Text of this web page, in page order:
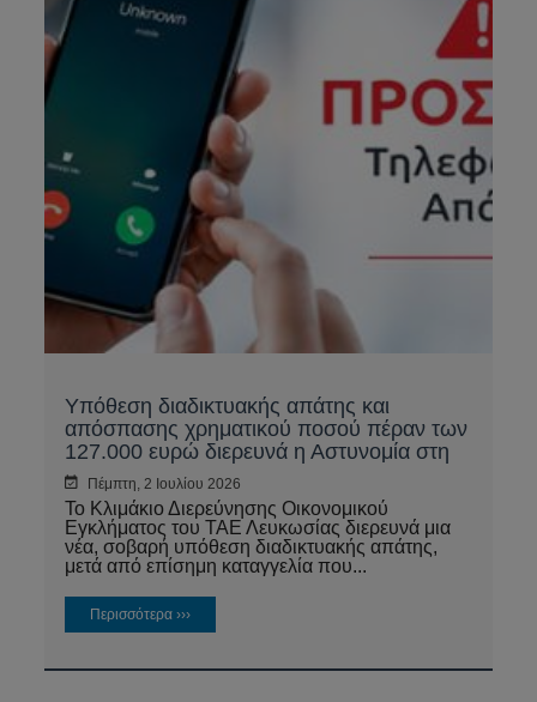
Υπόθεση διαδικτυακής απάτης και
απόσπασης χρηματικού ποσού πέραν των
127.000 ευρώ διερευνά η Αστυνομία στη
Λευκωσία
Πέμπτη, 2 Ιουλίου 2026
Το Κλιμάκιο Διερεύνησης Οικονομικού
Εγκλήματος του ΤΑΕ Λευκωσίας διερευνά μια
νέα, σοβαρή υπόθεση διαδικτυακής απάτης,
μετά από επίσημη καταγγελία που...
Περισσότερα ›››